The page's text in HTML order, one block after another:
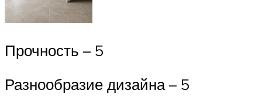
Прочность – 5
Разнообразие дизайна – 5